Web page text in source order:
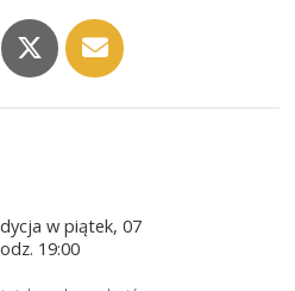
w piątek, 07
19:00